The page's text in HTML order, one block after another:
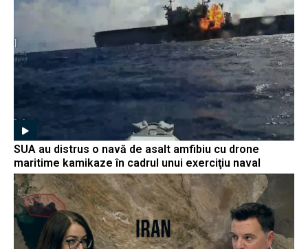
SUA au distrus o navă de asalt amfibiu cu drone
maritime kamikaze în cadrul unui exerciţiu naval